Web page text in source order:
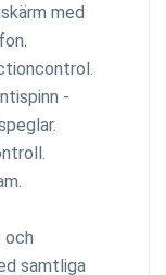
med
-
och
samtliga